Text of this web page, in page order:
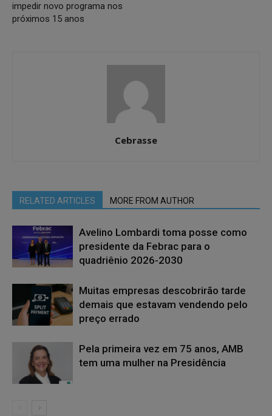
impedir novo programa nos
próximos 15 anos
Cebrasse
RELATED ARTICLES MORE FROM AUTHOR
Avelino Lombardi toma posse como
presidente da Febrac para o
quadriênio 2026-2030
Muitas empresas descobrirão tarde
demais que estavam vendendo pelo
preço errado
Pela primeira vez em 75 anos, AMB
tem uma mulher na Presidência